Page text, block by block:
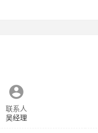
联系人
吴经理